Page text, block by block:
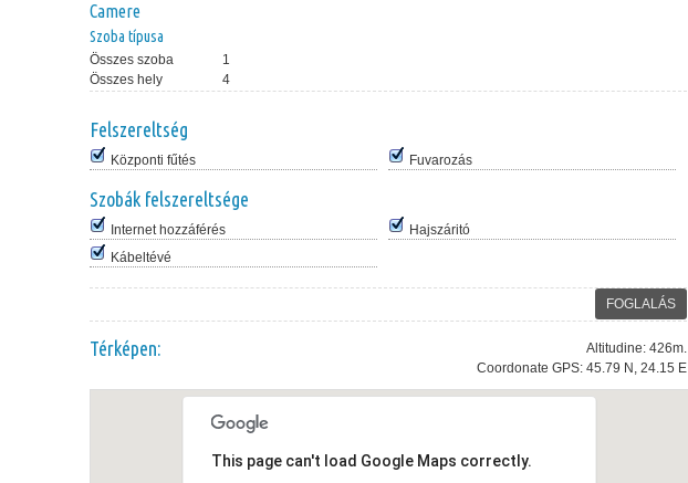
Camere
Szoba típusa
Összes szoba
1
Összes hely
4
Felszereltség
Központi fűtés Fuvarozás
Szobák felszereltsége
Internet hozzáférés
Hajszáritó
Kábeltévé
FOGLALÁS
Altitudine: 426m.
Coordonate GPS: 45.79 N, 24.15 E
Térképen:
This page can't load Google Maps correctly.